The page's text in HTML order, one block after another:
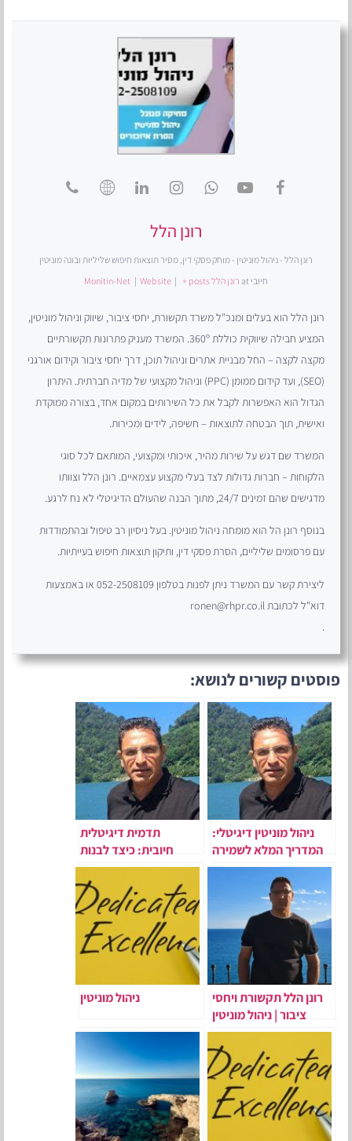
רונן הלל
רונן הלל - ניהול מוניטין - מוחק פסקי דין, מסיר תוצאות חיפוש שליליות ובונה מוניטין
חיובי at רונן הלל Monitin-Net | Website + posts
רונן הלל הוא בעלים ומנכ"ל משרד תקשורת, יחסי ציבור, שיווק וניהול מוניטין,
המציע חבילה שיווקית כוללת 360º. המשרד מעניק פתרונות תקשורתיים
מקצה לקצה – החל מבניית אתרים וניהול תוכן, דרך יחסי ציבור וקידום אורגני
(SEO), ועד קידום ממומן (PPC) וניהול מקצועי של מדיה חברתית. היתרון
הגדול הוא האפשרות לקבל את כל השירותים במקום אחד, בצורה ממוקדת
ואישית, תוך הבטחה לתוצאות – חשיפה, לידים ומכירות.
המשרד שם דגש על שירות מהיר, איכותי ומקצועי, המותאם לכל סוגי
הלקוחות – חברות גדולות לצד בעלי מקצוע עצמאיים. רונן הלל וצוותו
מדגישים שהם זמינים 24/7, מתוך הבנה שהעולם הדיגיטלי לא נח לרגע.
בנוסף רונן הל הוא מומחה ניהול מוניטין. בעל ניסיון רב טיפול ובהתמודדות
עם פרסומים שליליים, הסרת פסקי דין, ותיקון תוצאות חיפוש בעייתיות.
ליצירת קשר עם המשרד ניתן לפנות בטלפון 052-2508109 או באמצעות
דוא"ל לכתובת ronen@rhpr.co.il
פוסטים קשורים לנושא:
ניהול מוניטין דיגיטלי:
המדריך המלא לשמירה
על תדמית אונליין
תדמית דיגיטלית
חיובית: כיצד לבנות
נוכחות טובה בגוגל ובAI
רונן הלל תקשורת ויחסי
ציבור | ניהול מוניטין
ניהול מוניטין